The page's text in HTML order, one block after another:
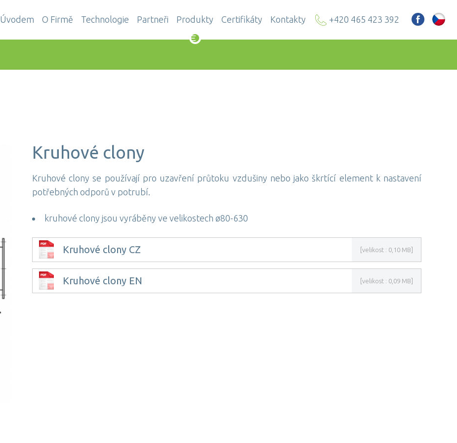
Úvodem O Firmě Technologie Partneři Produkty Certifikáty Kontakty +420 465 423 392
Kruhové clony
Kruhové clony se používají pro uzavření průtoku vzdušiny nebo jako škrtící element k nastavení
potřebných odporů v potrubí.
kruhové clony jsou vyráběny ve velikostech ø80-630
Kruhové clony CZ [velikost : 0,10 MB]
Kruhové clony EN [velikost : 0,09 MB]